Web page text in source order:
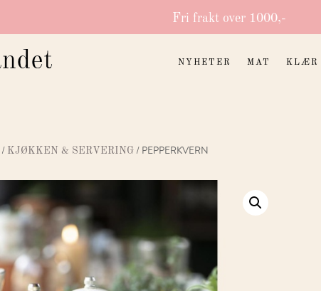
Fri frakt over 1000,-
NYHETER MAT KLÆR
/ KJØKKEN & SERVERING / PEPPERKVERN